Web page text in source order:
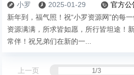
 小罗  2025-01-29  官方公
新年到，福气照！祝“小罗资源网”的每
资源满满，所求皆如愿，所行皆坦途！
常伴！祝兄弟们在新的一...
上一页